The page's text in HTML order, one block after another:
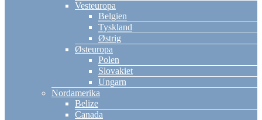
Vesteuropa
Belgien
Tyskland
Østrig
Østeuropa
Polen
Slovakiet
Ungarn
Nordamerika
Belize
Canada